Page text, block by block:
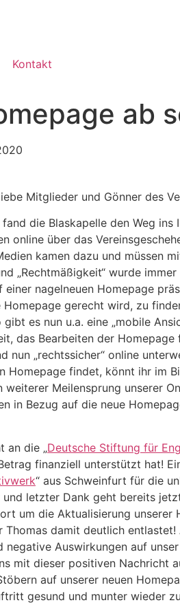
Kontakt
ab
Mitglieder und Gönner des
die Blaskapelle den Weg
online über das
kamen dazu und müssen
„Rechtmäßigkeit“ wurde
nagelneuen Homepage
Homepage gerecht wird, zu
gibt es nun u.a. eine „mobile
das Bearbeiten der
nun „rechtssicher“ online
Homepage findet, könnt ihr im
weiterer Meilensprung unserer
in Bezug auf die neue
an die „Deutsche Stiftung für
finanziell unterstützt hat!
“ aus Schweinfurt für die
letzter Dank geht bereits
um die Aktualisierung unserer
Thomas damit deutlich
negative Auswirkungen auf
mit dieser positiven Nachricht
auf unserer neuen
gesund und munter wieder